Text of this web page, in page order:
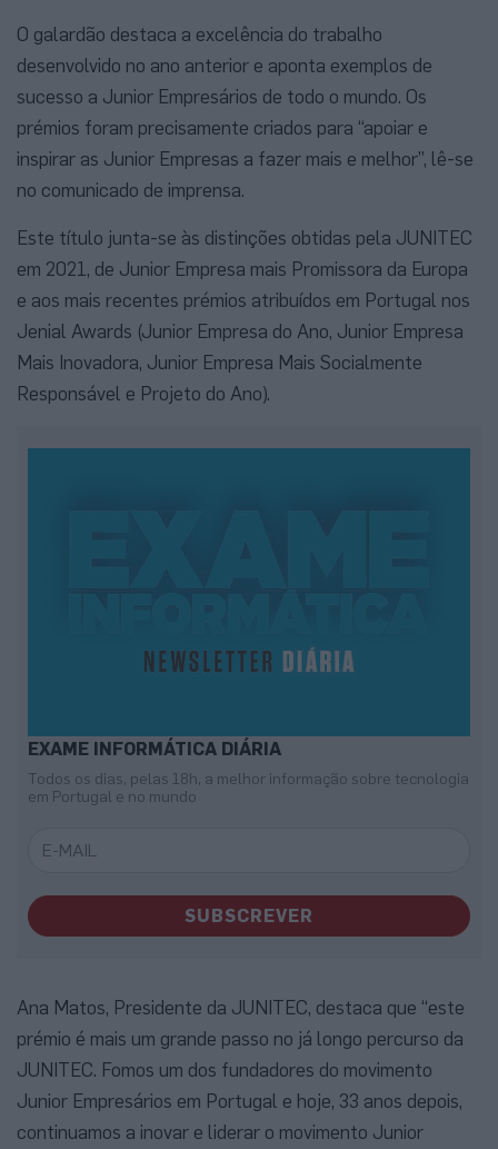
O galardão destaca a excelência do trabalho
desenvolvido no ano anterior e aponta exemplos de
sucesso a Junior Empresários de todo o mundo. Os
prémios foram precisamente criados para “apoiar e
inspirar as Junior Empresas a fazer mais e melhor”, lê-se
no comunicado de imprensa.
Este título junta-se às distinções obtidas pela JUNITEC
em 2021, de Junior Empresa mais Promissora da Europa
e aos mais recentes prémios atribuídos em Portugal nos
Jenial Awards (Junior Empresa do Ano, Junior Empresa
Mais Inovadora, Junior Empresa Mais Socialmente
Responsável e Projeto do Ano).
EXAME INFORMÁTICA DIÁRIA
Todos os dias, pelas 18h, a melhor informação sobre tecnologia
em Portugal e no mundo
SUBSCREVER
Ana Matos, Presidente da JUNITEC, destaca que “este
prémio é mais um grande passo no já longo percurso da
JUNITEC. Fomos um dos fundadores do movimento
Junior Empresários em Portugal e hoje, 33 anos depois,
continuamos a inovar e liderar o movimento Junior